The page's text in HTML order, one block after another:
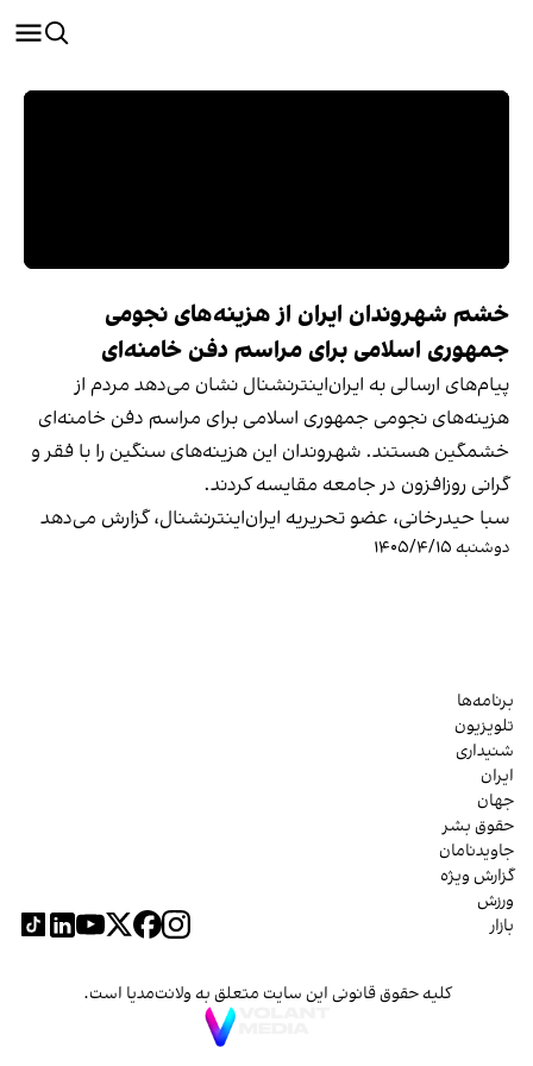
خشم شهروندان ایران از هزینه‌های نجومی
جمهوری اسلامی برای مراسم دفن خامنه‌ای
پیام‌های ارسالی به ایران‌اینترنشنال نشان می‌دهد مردم از
هزینه‌های نجومی جمهوری اسلامی برای مراسم دفن خامنه‌ای
خشمگین هستند. شهروندان این هزینه‌های سنگین را با فقر و
گرانی روزافزون در جامعه مقایسه کردند.
سبا حیدرخانی، عضو تحریریه ایران‌اینترنشنال، گزارش می‌دهد
دوشنبه ۱۴۰۵/۴/۱۵
برنامه‌ها
تلویزیون
شنیداری
ایران
جهان
حقوق بشر
جاویدنامان
گزارش ویژه
ورزش
بازار
کلیه حقوق قانونی این سایت متعلق به ولانت‌مدیا است.